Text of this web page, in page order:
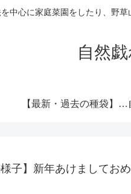
中心に家庭菜園をしたり、野
自然
【最新・過去の種袋】ダイソーの種一覧まとめ！発売時期・全種類・栽培記録歴代リンク集
様子】新年あけましてお